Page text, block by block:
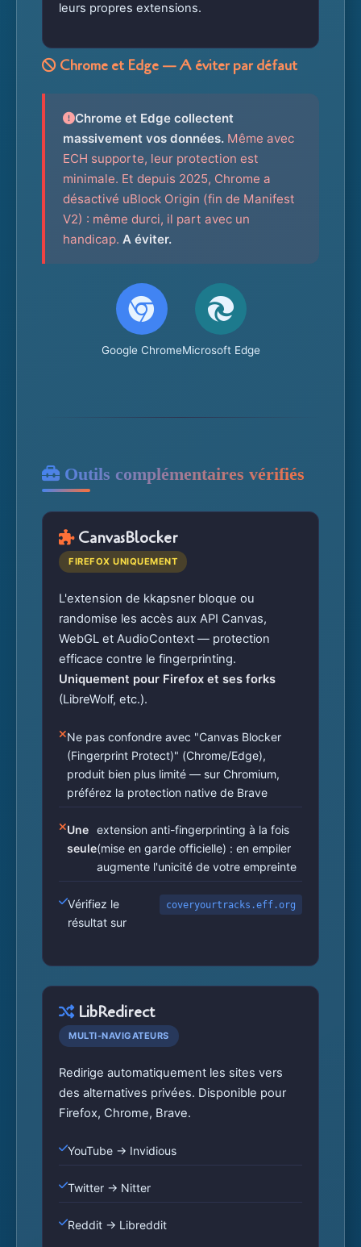
leurs propres extensions.
Chrome et Edge — A éviter par défaut
Chrome et Edge collectent
massivement vos données. Même avec
ECH supporte, leur protection est
minimale. Et depuis 2025, Chrome a
désactivé uBlock Origin (fin de Manifest
V2) : même durci, il part avec un
handicap. A éviter.
Google ChromeMicrosoft Edge
Outils complémentaires vérifiés
CanvasBlocker
FIREFOX UNIQUEMENT
L'extension de kkapsner bloque ou
randomise les accès aux API Canvas,
WebGL et AudioContext — protection
efficace contre le fingerprinting.
Uniquement pour Firefox et ses forks
(LibreWolf, etc.).
Ne pas confondre avec "Canvas Blocker
(Fingerprint Protect)" (Chrome/Edge),
produit bien plus limité — sur Chromium,
préférez la protection native de Brave
Une
seule
extension anti-fingerprinting à la fois
(mise en garde officielle) : en empiler
augmente l'unicité de votre empreinte
Vérifiez le
résultat sur
coveryourtracks.eff.org
LibRedirect
MULTI-NAVIGATEURS
Redirige automatiquement les sites vers
des alternatives privées. Disponible pour
Firefox, Chrome, Brave.
YouTube → Invidious
Twitter → Nitter
Reddit → Libreddit